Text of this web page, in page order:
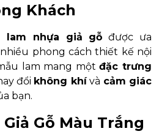
Khách
lam nhựa giả gỗ được ưa
phong cách thiết kế nội
lam mang mộtđặc trưng
đổi không khívà cảm giác
bạn.
Gỗ Màu Trắng